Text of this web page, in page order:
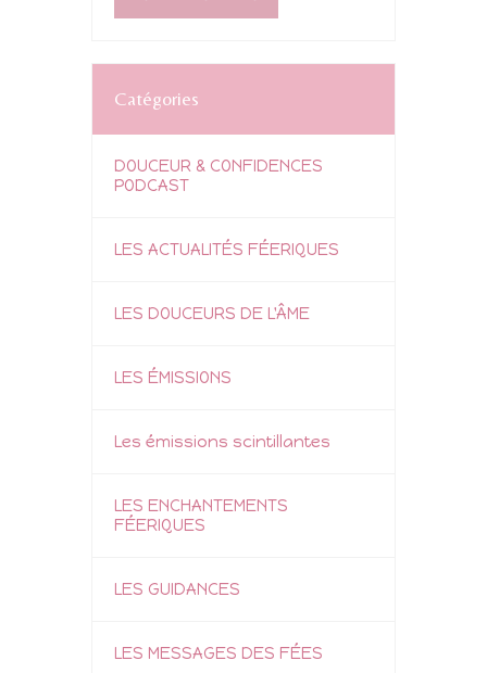
Catégories
DOUCEUR & CONFIDENCES
PODCAST
LES ACTUALITÉS FÉERIQUES
LES DOUCEURS DE L'ÂME
LES ÉMISSIONS
Les émissions scintillantes
LES ENCHANTEMENTS
FÉERIQUES
LES GUIDANCES
LES MESSAGES DES FÉES